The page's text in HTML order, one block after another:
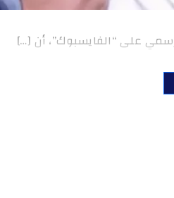
على “الفايسبوك”، أن […]